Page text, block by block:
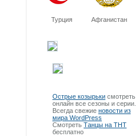
Турция Афганистан
Острые козырьки смотреть
онлайн все сезоны и серии.
Всегда свежие новости из
мира WordPress
Смотреть Танцы на ТНТ
бесплатно